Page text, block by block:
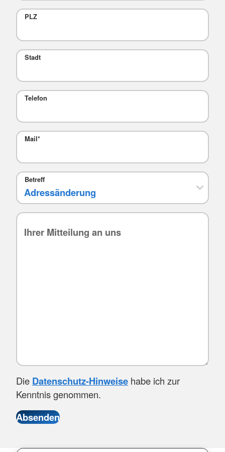
PLZ
Stadt
Telefon
Mail*
Betreff
Die Datenschutz-Hinweise habe ich zur
Kenntnis genommen.